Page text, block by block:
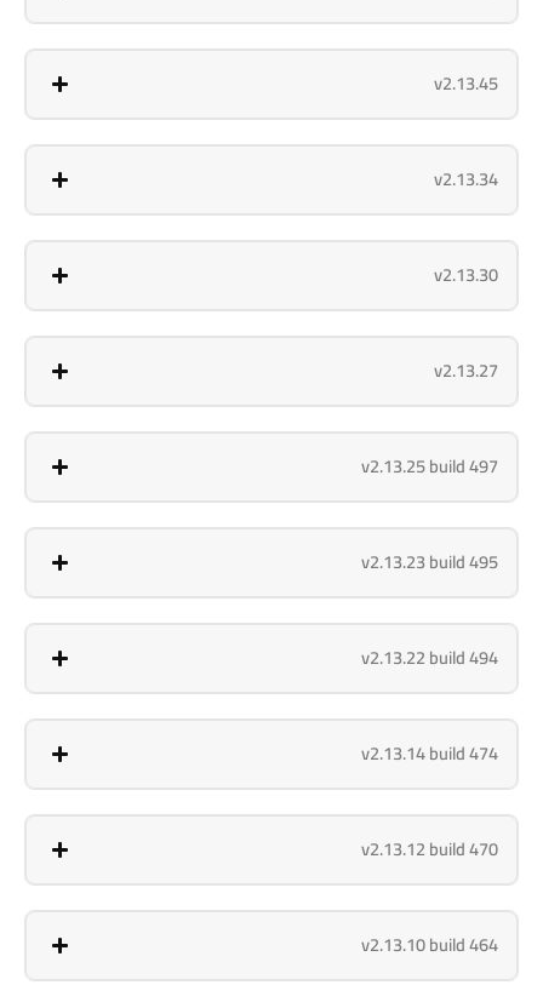
v2.13.45
v2.13.34
v2.13.30
v2.13.27
v2.13.25 build 497
v2.13.23 build 495
v2.13.22 build 494
v2.13.14 build 474
v2.13.12 build 470
v2.13.10 build 464